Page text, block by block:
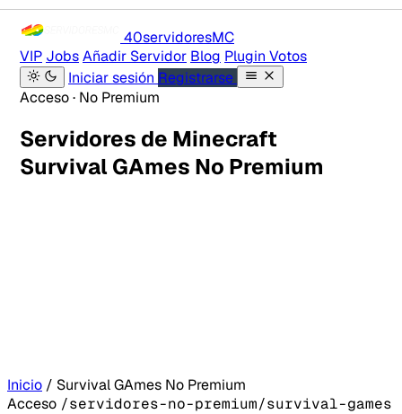
40servidoresMC
VIP JobsAñadir Servidor Blog Plugin Votos
Iniciar sesión Registrarse
Acceso · No Premium
Servidores de Minecraft
Survival GAmes No Premium
Inicio / Survival GAmes No Premium
Acceso /servidores-no-premium/survival-games